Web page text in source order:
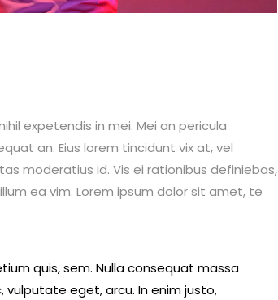
expetendis in mei. Mei an pericula
an. Eius lorem tincidunt vix at, vel
moderatius id. Vis ei rationibus definiebas,
ea vim. Lorem ipsum dolor sit amet, te
quis, sem. Nulla consequat massa
vulputate eget, arcu. In enim justo,